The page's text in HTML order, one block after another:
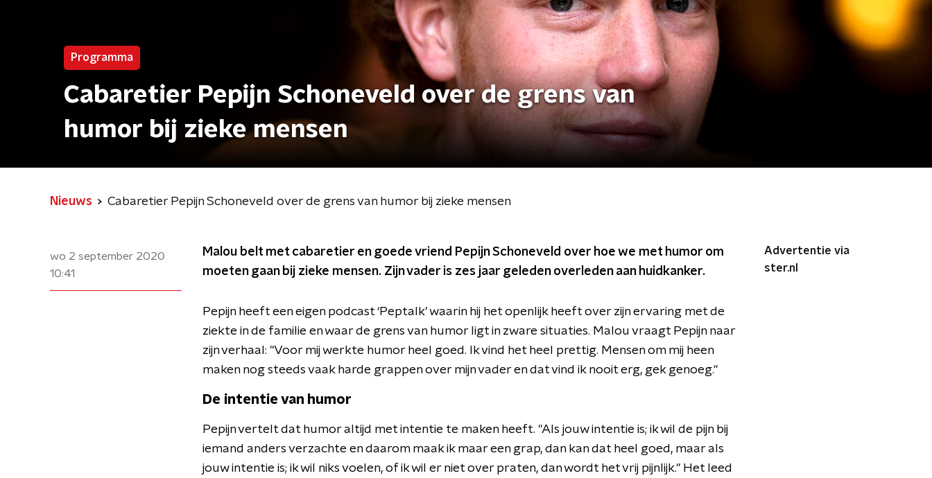
Programma
Cabaretier Pepijn Schoneveld over de grens van
humor bij zieke mensen
Nieuws Cabaretier Pepijn Schoneveld over de grens van humor bij zieke mensen
wo 2 september 2020
10:41
Malou belt met cabaretier en goede vriend Pepijn Schoneveld over hoe we met humor om
moeten gaan bij zieke mensen. Zijn vader is zes jaar geleden overleden aan huidkanker.
Pepijn heeft een eigen podcast ‘Peptalk’ waarin hij het openlijk heeft over zijn ervaring met de
ziekte in de familie en waar de grens van humor ligt in zware situaties. Malou vraagt Pepijn naar
zijn verhaal: "Voor mij werkte humor heel goed. Ik vind het heel prettig. Mensen om mij heen
maken nog steeds vaak harde grappen over mijn vader en dat vind ik nooit erg, gek genoeg."
De intentie van humor
Pepijn vertelt dat humor altijd met intentie te maken heeft. "Als jouw intentie is; ik wil de pijn bij
iemand anders verzachte en daarom maak ik maar een grap, dan kan dat heel goed, maar als
jouw intentie is; ik wil niks voelen, of ik wil er niet over praten, dan wordt het vrij pijnlijk." Het leed
Advertentie via
ster.nl